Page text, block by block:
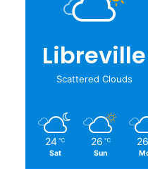
Libreville
Scattered Clouds
24 ℃
Sat
26 ℃
Sun
26